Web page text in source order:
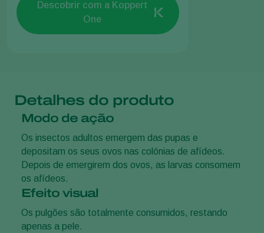
Descobrir com a Koppert
One
Detalhes do produto
Modo de ação
Os insectos adultos emergem das pupas e
depositam os seus ovos nas colónias de afídeos.
Depois de emergirem dos ovos, as larvas consomem
os afídeos.
Efeito visual
Os pulgões são totalmente consumidos, restando
apenas a pele.